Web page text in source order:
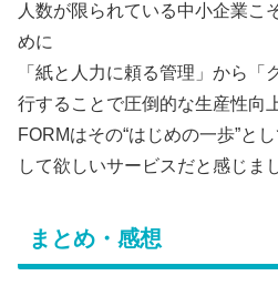
人数が限られている中小企業こ
めに
「紙と人力に頼る管理」から「
行することで圧倒的な生産性向
FORMはその“はじめの一歩”と
して欲しいサービスだと感じま
まとめ・感想